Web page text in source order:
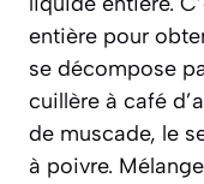
entière pour
se décompose
cuillère à café
de muscade, le
à poivre.